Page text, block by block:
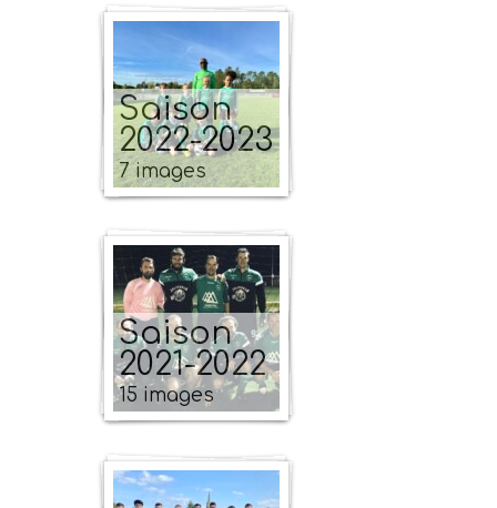
Saison
2022-2023
7 images
Saison
2021-2022
15 images